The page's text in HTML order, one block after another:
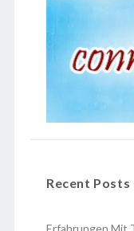
Recent Posts